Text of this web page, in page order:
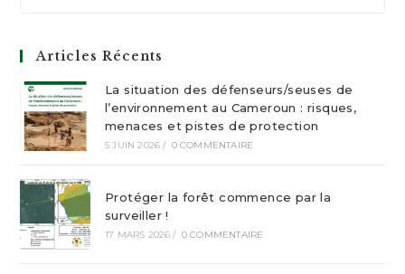
Articles Récents
La situation des défenseurs/seuses de
l’environnement au Cameroun : risques,
menaces et pistes de protection
5 JUIN 2026 / 0 COMMENTAIRE
Protéger la forêt commence par la
surveiller !
17 MARS 2026 / 0 COMMENTAIRE